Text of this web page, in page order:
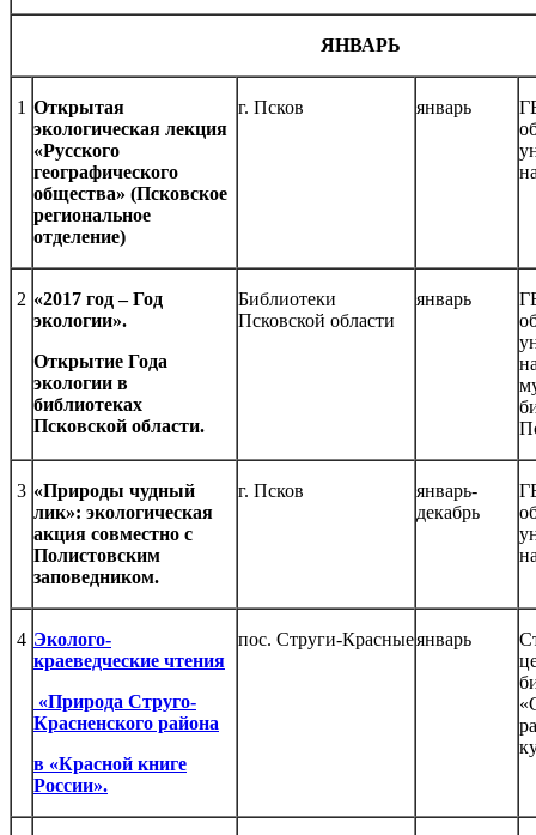
ЯНВАРЬ
1 Открытая
экологическая лекция
«Русского
географического
общества» (Псковское
региональное
отделение)
г. Псков январь
2 «2017 год – Год
экологии».
Открытие Года
экологии в
библиотеках
Псковской области.
Библиотеки
Псковской области
январь
3 «Природы чудный
лик»: экологическая
акция совместно с
Полистовским
заповедником.
г. Псков
январь-
декабрь
4 Эколого-
краеведческие чтения
«Природа Струго-
Красненского района
в «Красной книге
России».
пос. Струги-Красныеянварь